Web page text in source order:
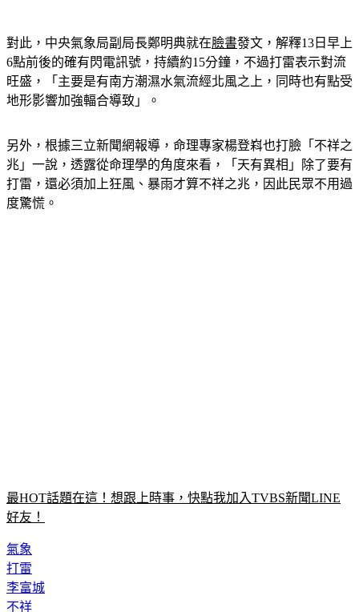
對此，中央氣象局副局長鄭明典就在臉書發文，解釋13日早上
6點前後的確有閃電訊號，持續約15分鐘，不過打雷表示對流
旺盛，「主要是有南方潮濕水氣流經北風之上，同時也有點受
另外，根據三立新聞網報導，命理專家楊登嵙也打臉「不祥之
兆」一說，透露從命理學的角度來看，「天有異相」除了要有
打雷，還必須加上狂風、暴雨才算不祥之兆，因此民眾不用過
最HOT話題在這！想跟上時事，快點我加入TVBS新聞LINE
氣象
打雷
李富城